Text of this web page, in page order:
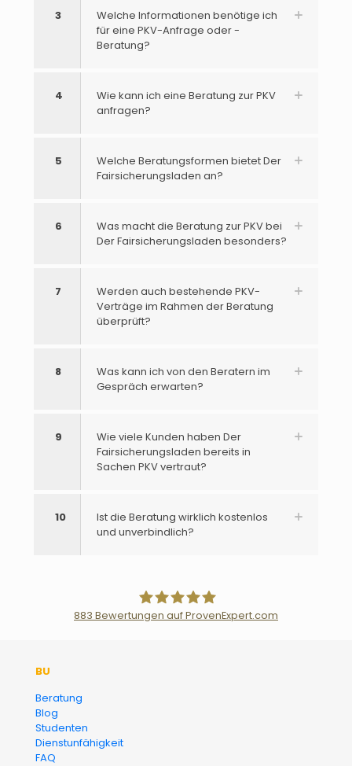
3
Welche Informationen benötige ich
für eine PKV-Anfrage oder -
Beratung?
4
Wie kann ich eine Beratung zur PKV
anfragen?
5
Welche Beratungsformen bietet Der
Fairsicherungsladen an?
6
Was macht die Beratung zur PKV bei
Der Fairsicherungsladen besonders?
7
Werden auch bestehende PKV-
Verträge im Rahmen der Beratung
überprüft?
8
Was kann ich von den Beratern im
Gespräch erwarten?
9
Wie viele Kunden haben Der
Fairsicherungsladen bereits in
Sachen PKV vertraut?
10
Ist die Beratung wirklich kostenlos
und unverbindlich?
883 Bewertungen auf ProvenExpert.com
BU
Beratung
Blog
Studenten
Dienstunfähigkeit
FAQ